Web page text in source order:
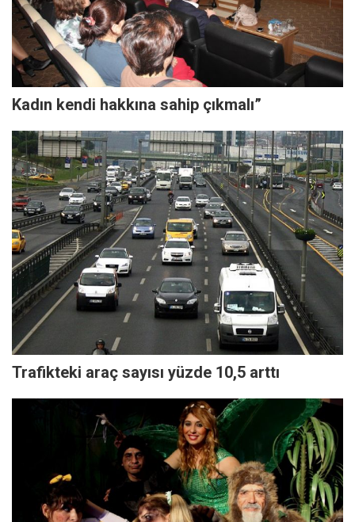
Kadın kendi hakkına sahip çıkmalı”
Trafikteki araç sayısı yüzde 10,5 arttı